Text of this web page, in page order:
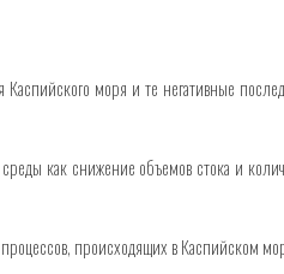
моря и те негативные
как снижение объемов стока и
происходящих в Каспийском